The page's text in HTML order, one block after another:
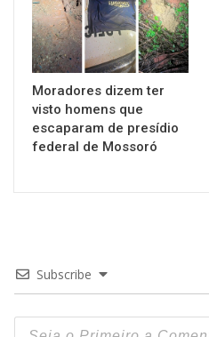
Moradores dizem ter
visto homens que
escaparam de presídio
federal de Mossoró
Subscribe